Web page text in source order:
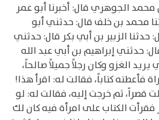
الجوهري قال: أخبرنا أبو عمر
محمد بن خلف قال: حدثني أبو
الزبير بن أبي بكر قال: حدثني
حدثني إبراهيم بن أبي عبد الله
الغزو وكان رجلاً جميلاً صالحاً،
فأعطته كتاباً، فقالت له: اقرأ هذا!
قصراً، ثم خرجت إليه، فقالت له: لو
الكتاب على امرأة فيه كان لك